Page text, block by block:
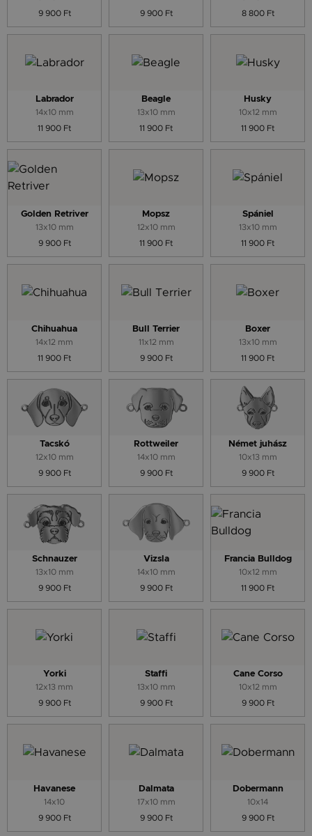
9 900 Ft
9 900 Ft
8 800 Ft
Labrador
14x10 mm
11 900 Ft
Beagle
13x10 mm
11 900 Ft
Husky
10x12 mm
11 900 Ft
Golden Retriver
13x10 mm
9 900 Ft
Mopsz
12x10 mm
11 900 Ft
Spániel
13x10 mm
11 900 Ft
Chihuahua
14x12 mm
11 900 Ft
Bull Terrier
11x12 mm
9 900 Ft
Boxer
13x10 mm
11 900 Ft
Tacskó
12x10 mm
9 900 Ft
Rottweiler
14x10 mm
9 900 Ft
Német juhász
10x13 mm
9 900 Ft
Schnauzer
13x10 mm
9 900 Ft
Vizsla
14x10 mm
9 900 Ft
Francia Bulldog
10x12 mm
11 900 Ft
Yorki
12x13 mm
9 900 Ft
Staffi
13x10 mm
9 900 Ft
Cane Corso
10x12 mm
9 900 Ft
Havanese
14x10
9 900 Ft
Dalmata
17x10 mm
9 900 Ft
Dobermann
10x14
9 900 Ft